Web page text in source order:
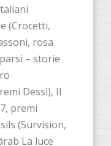
(Crocetti,
rosa
– storie
Dessì), Il
premi
(Survision,
La luce